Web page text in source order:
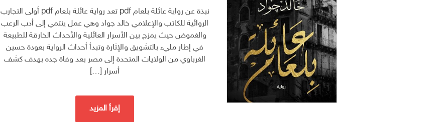
نبذة عن رواية عائلة بلعام pdf تعد رواية عائلة بلعام pdf أولى التجارب
الروائية للكاتب والإعلامي خالد جواد وهي عمل ينتمي إلى أدب الرعب
والغموض حيث يمزج بين الأسرار العائلية والأحداث الخارقة للطبيعة
في إطار مليء بالتشويق والإثارة وتبدأ أحداث الرواية بعودة حسين
الغرباوي من الولايات المتحدة إلى مصر بعد وفاة جده بهدف كشف
أسرار […]
إقرأ المزيد